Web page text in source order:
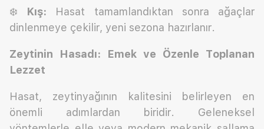
❄️ Kış: Hasat tamamlandıktan sonra ağaçlar
dinlenmeye çekilir, yeni sezona hazırlanır.
Zeytinin Hasadı: Emek ve Özenle Toplanan
Lezzet
Hasat, zeytinyağının kalitesini belirleyen en
önemli adımlardan biridir. Geleneksel